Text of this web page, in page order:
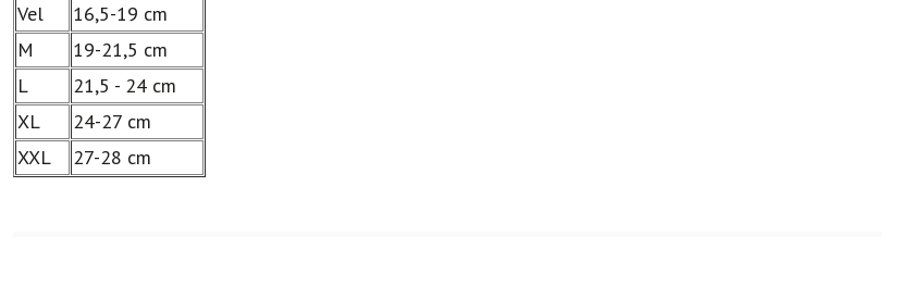
Vel
16,5-19 cm
M
19-21,5 cm
L
21,5 - 24 cm
XL
24-27 cm
XXL
27-28 cm